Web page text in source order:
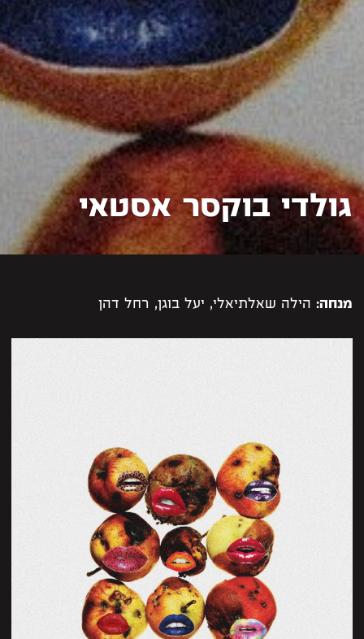
גולדי בוקסר אסטאי
מנחה: הילה שאלתיאלי, יעל בוגן, רחל דהן